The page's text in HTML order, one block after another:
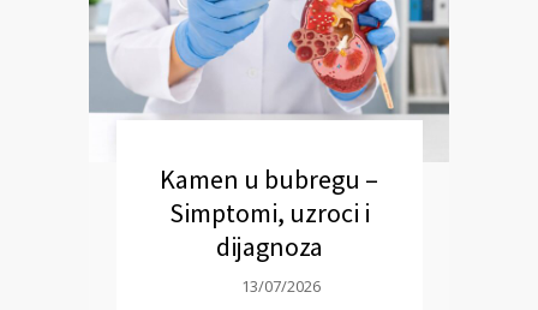
Kamen u bubregu –
Simptomi, uzroci i
dijagnoza
13/07/2026